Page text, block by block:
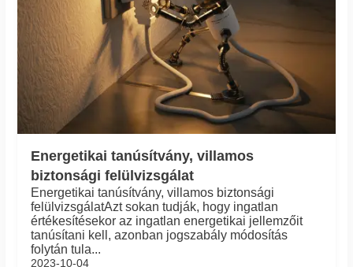
Energetikai tanúsítvány, villamos
biztonsági felülvizsgálat
Energetikai tanúsítvány, villamos biztonsági
felülvizsgálatAzt sokan tudják, hogy ingatlan
értékesítésekor az ingatlan energetikai jellemzőit
tanúsítani kell, azonban jogszabály módosítás
folytán tula...
2023-10-04